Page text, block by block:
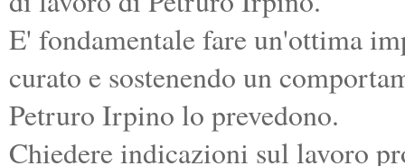
E' fondamentale fare un'ottima
curato e sostenendo un
Petruro Irpino lo prevedono.
Chiedere indicazioni sul lavoro